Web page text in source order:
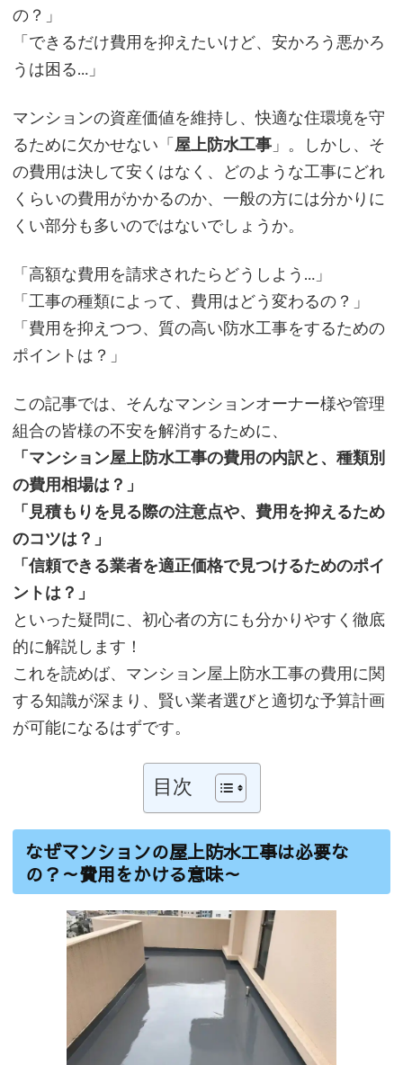
の？」
「できるだけ費用を抑えたいけど、安かろう悪かろ
うは困る…」
マンションの資産価値を維持し、快適な住環境を守
るために欠かせない「屋上防水工事 」。しかし、そ
の費用は決して安くはなく、どのような工事にどれ
くらいの費用がかかるのか、一般の方には分かりに
くい部分も多いのではないでしょうか。
「高額な費用を請求されたらどうしよう…」
「工事の種類によって、費用はどう変わるの？」
「費用を抑えつつ、質の高い防水工事をするための
ポイントは？」
この記事では、そんなマンションオーナー様や管理
組合の皆様の不安を解消するために、
「マンション屋上防水工事の費用の内訳と、種類別
の費用相場は？」
「見積もりを見る際の注意点や、費用を抑えるため
のコツは？」
「信頼できる業者を適正価格で見つけるためのポイ
ントは？」
といった疑問に、初心者の方にも分かりやすく徹底
的に解説します！
これを読めば、マンション屋上防水工事の費用に関
する知識が深まり、賢い業者選びと適切な予算計画
が可能になるはずです。
目次
なぜマンションの屋上防水工事は必要な
の？～費用をかける意味～